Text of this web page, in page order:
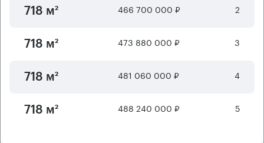
718 м² 466 700 000 ₽ 2
718 м² 473 880 000 ₽ 3
718 м² 481 060 000 ₽ 4
718 м² 488 240 000 ₽ 5